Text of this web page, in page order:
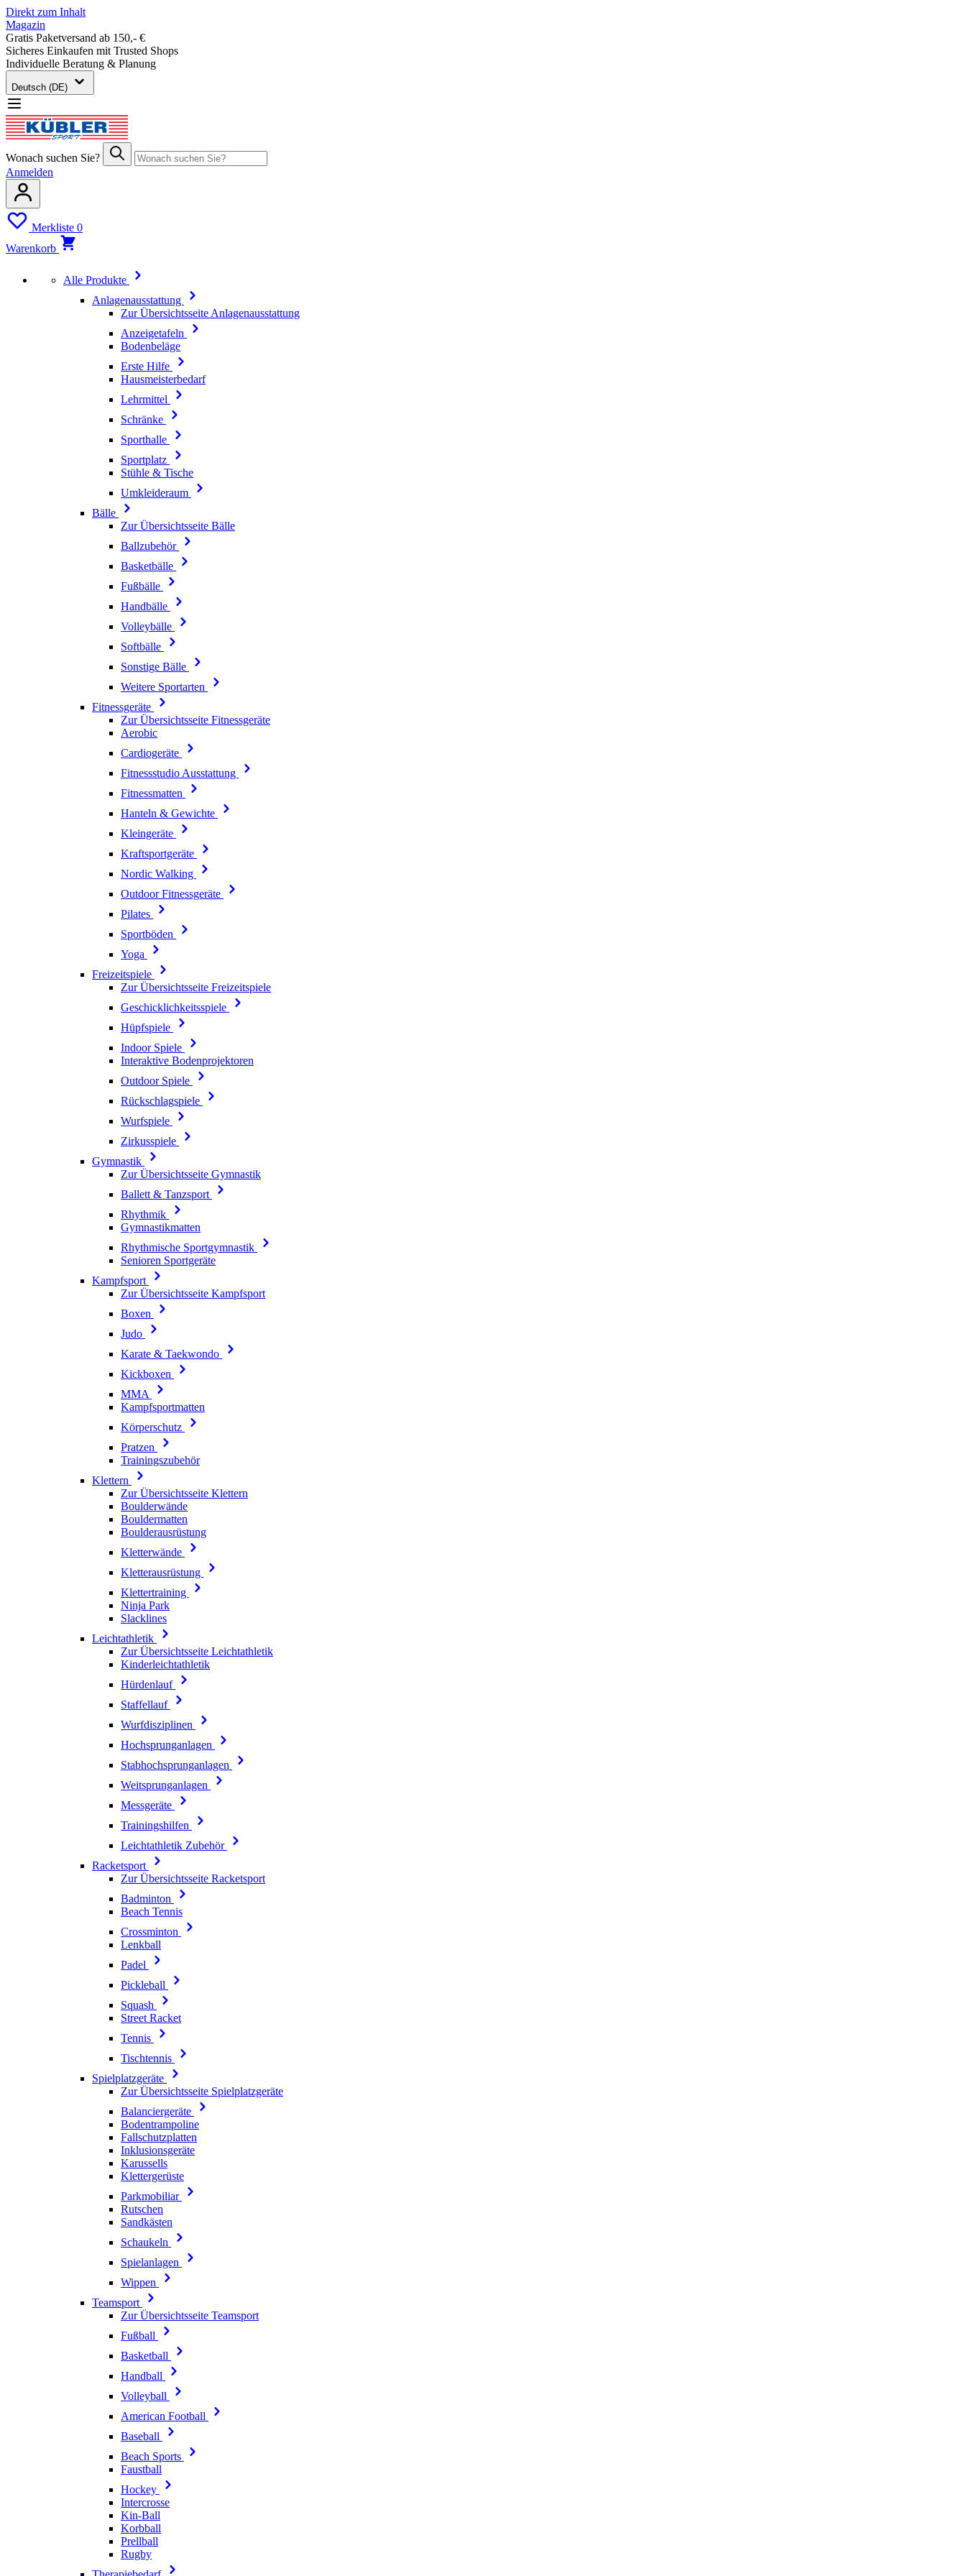
Direkt zum Inhalt
Magazin
Gratis Paketversand ab 150,- €
Sicheres Einkaufen mit Trusted Shops
Individuelle Beratung & Planung
Deutsch (DE)
Wonach suchen Sie?
Anmelden
Merkliste 0
Warenkorb
Alle Produkte
Anlagenausstattung
Zur Übersichtsseite Anlagenausstattung
Anzeigetafeln
Bodenbeläge
Erste Hilfe
Hausmeisterbedarf
Lehrmittel
Schränke
Sporthalle
Sportplatz
Stühle & Tische
Umkleideraum
Bälle
Zur Übersichtsseite Bälle
Ballzubehör
Basketbälle
Fußbälle
Handbälle
Volleybälle
Softbälle
Sonstige Bälle
Weitere Sportarten
Fitnessgeräte
Zur Übersichtsseite Fitnessgeräte
Aerobic
Cardiogeräte
Fitnessstudio Ausstattung
Fitnessmatten
Hanteln & Gewichte
Kleingeräte
Kraftsportgeräte
Nordic Walking
Outdoor Fitnessgeräte
Pilates
Sportböden
Yoga
Freizeitspiele
Zur Übersichtsseite Freizeitspiele
Geschicklichkeitsspiele
Hüpfspiele
Indoor Spiele
Interaktive Bodenprojektoren
Outdoor Spiele
Rückschlagspiele
Wurfspiele
Zirkusspiele
Gymnastik
Zur Übersichtsseite Gymnastik
Ballett & Tanzsport
Rhythmik
Gymnastikmatten
Rhythmische Sportgymnastik
Senioren Sportgeräte
Kampfsport
Zur Übersichtsseite Kampfsport
Boxen
Judo
Karate & Taekwondo
Kickboxen
MMA
Kampfsportmatten
Körperschutz
Pratzen
Trainingszubehör
Klettern
Zur Übersichtsseite Klettern
Boulderwände
Bouldermatten
Boulderausrüstung
Kletterwände
Kletterausrüstung
Klettertraining
Ninja Park
Slacklines
Leichtathletik
Zur Übersichtsseite Leichtathletik
Kinderleichtathletik
Hürdenlauf
Staffellauf
Wurfdisziplinen
Hochsprunganlagen
Stabhochsprunganlagen
Weitsprunganlagen
Messgeräte
Trainingshilfen
Leichtathletik Zubehör
Racketsport
Zur Übersichtsseite Racketsport
Badminton
Beach Tennis
Crossminton
Lenkball
Padel
Pickleball
Squash
Street Racket
Tennis
Tischtennis
Spielplatzgeräte
Zur Übersichtsseite Spielplatzgeräte
Balanciergeräte
Bodentrampoline
Fallschutzplatten
Inklusionsgeräte
Karussells
Klettergerüste
Parkmobiliar
Rutschen
Sandkästen
Schaukeln
Spielanlagen
Wippen
Teamsport
Zur Übersichtsseite Teamsport
Fußball
Basketball
Handball
Volleyball
American Football
Baseball
Beach Sports
Faustball
Hockey
Intercrosse
Kin-Ball
Korbball
Prellball
Rugby